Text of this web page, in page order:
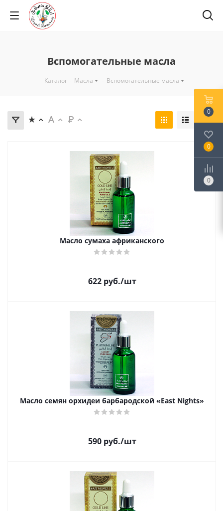
Вспомогательные масла
Каталог - Масла - Вспомогательные масла
Масло сумаха африканского
622руб./шт
Масло семян орхидеи барбародской «East Nights»
590руб./шт
0
0
0